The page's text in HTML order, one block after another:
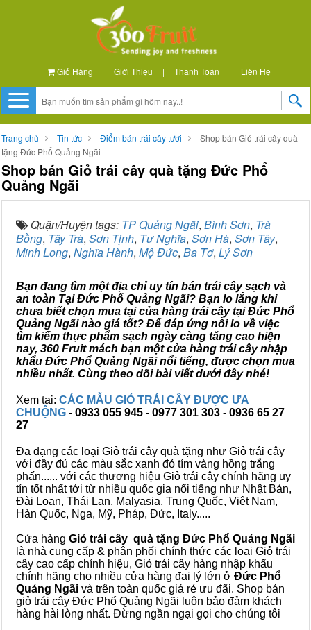
Giỏ Hàng | Giới Thiệu | Thanh Toán | Liên Hệ
Trang chủ Tin tức Điểm bán trái cây tươi
Shop bán Giỏ trái cây quà
tặng Đức Phổ Quảng Ngãi
Shop bán Giỏ trái cây quà tặng Đức Phổ
Quảng Ngãi
Quận/Huyện tags: TP Quảng Ngãi, Bình Sơn, Trà
Bồng, Tây Trà, Sơn Tịnh, Tư Nghĩa, Sơn Hà, Sơn Tây,
Minh Long, Nghĩa Hành, Mộ Đức, Ba Tơ, Lý Sơn
Bạn đang tìm một địa chỉ uy tín bán trái cây sạch và
an toàn Tại Đức Phổ Quảng Ngãi? Bạn lo lắng khi
chưa biết chọn mua tại cửa hàng trái cây tại Đức Phổ
Quảng Ngãi nào giá tốt? Để đáp ứng nỗi lo về việc
tìm kiếm thực phẩm sạch ngày càng tăng cao hiện
nay, 360 Fruit mách bạn một cửa hàng trái cây nhập
khẩu Đức Phổ Quảng Ngãi nổi tiếng, được chọn mua
nhiều nhất. Cùng theo dõi bài viết dưới đây nhé!
Xem tại: CÁC MẪU GIỎ TRÁI CÂY ĐƯỢC ƯA
CHUỘNG - 0933 055 945 - 0977 301 303 - 0936 65 27
27
Đa dạng các loại Giỏ trái cây quà tặng như Giỏ trái cây
với đầy đủ các màu sắc xanh đỏ tím vàng hồng trắng
phấn...... với các thương hiệu Giỏ trái cây chính hãng uy
tín tốt nhất tới từ nhiều quốc gia nổi tiếng như Nhật Bản,
Đài Loan, Thái Lan, Malyasia, Trung Quốc, Việt Nam,
Hàn Quốc, Nga, Mỹ, Pháp, Đức, Italy.....
Cửa hàng Giỏ trái cây quà tặng Đức Phổ Quảng Ngãi
là nhà cung cấp & phân phối chính thức các loại Giỏ trái
cây cao cấp chính hiệu, Giỏ trái cây hàng nhập khẩu
chính hãng cho nhiều cửa hàng đại lý lớn ở Đức Phổ
Quảng Ngãi và trên toàn quốc giá rẻ ưu đãi. Shop bán
giỏ trái cây Đức Phổ Quảng Ngãi luôn bảo đảm khách
hàng hài lòng nhất. Đừng ngần ngại gọi cho chúng tôi